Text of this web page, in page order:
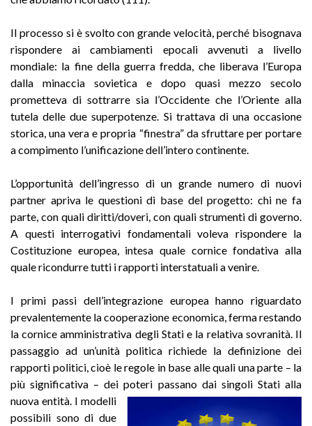
Il processo si è svolto con grande velocità, perché bisognava
rispondere ai cambiamenti epocali avvenuti a livello
mondiale: la fine della guerra fredda, che liberava l’Europa
dalla minaccia sovietica e dopo quasi mezzo secolo
prometteva di sottrarre sia l’Occidente che l’Oriente alla
tutela delle due superpotenze. Si trattava di una occasione
storica, una vera e propria “finestra” da sfruttare per portare
a compimento l’unificazione dell’intero continente.
L’opportunità dell’ingresso di un grande numero di nuovi
partner apriva le questioni di base del progetto: chi ne fa
parte, con quali diritti/doveri, con quali strumenti di governo.
A questi interrogativi fondamentali voleva rispondere la
Costituzione europea, intesa quale cornice fondativa alla
quale ricondurre tutti i rapporti interstatuali a venire.
I primi passi dell’integrazione europea hanno riguardato
prevalentemente la cooperazione economica, ferma restando
la cornice amministrativa degli Stati e la relativa sovranità. Il
passaggio ad un’unità politica richiede la definizione dei
rapporti politici, cioè le regole in base alle quali una parte – la
più significativa – dei poteri passano dai singoli Stati alla
nuova entità. I modelli
possibili sono di due